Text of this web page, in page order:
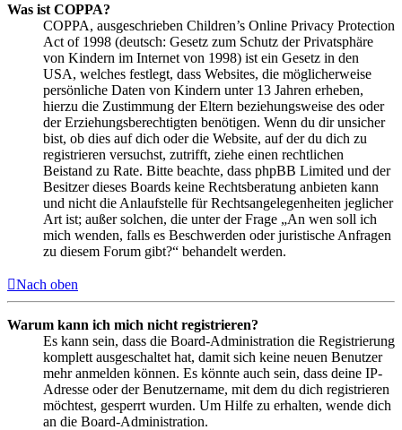
Was ist COPPA?
COPPA, ausgeschrieben Children’s Online Privacy Protection
Act of 1998 (deutsch: Gesetz zum Schutz der Privatsphäre
von Kindern im Internet von 1998) ist ein Gesetz in den
USA, welches festlegt, dass Websites, die möglicherweise
persönliche Daten von Kindern unter 13 Jahren erheben,
hierzu die Zustimmung der Eltern beziehungsweise des oder
der Erziehungsberechtigten benötigen. Wenn du dir unsicher
bist, ob dies auf dich oder die Website, auf der du dich zu
registrieren versuchst, zutrifft, ziehe einen rechtlichen
Beistand zu Rate. Bitte beachte, dass phpBB Limited und der
Besitzer dieses Boards keine Rechtsberatung anbieten kann
und nicht die Anlaufstelle für Rechtsangelegenheiten jeglicher
Art ist; außer solchen, die unter der Frage „An wen soll ich
mich wenden, falls es Beschwerden oder juristische Anfragen
zu diesem Forum gibt?“ behandelt werden.
Nach oben
Warum kann ich mich nicht registrieren?
Es kann sein, dass die Board-Administration die Registrierung
komplett ausgeschaltet hat, damit sich keine neuen Benutzer
mehr anmelden können. Es könnte auch sein, dass deine IP-
Adresse oder der Benutzername, mit dem du dich registrieren
möchtest, gesperrt wurden. Um Hilfe zu erhalten, wende dich
an die Board-Administration.